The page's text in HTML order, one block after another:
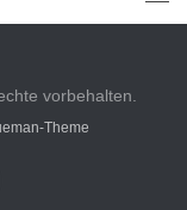
vorbehalten.
Theme